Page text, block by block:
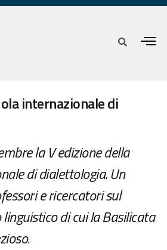
internazionale di
la V edizione della
di dialettologia. Un
e ricercatori sul
di cui la Basilicata